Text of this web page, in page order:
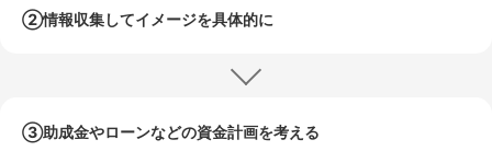
②情報収集してイメージを具体的に
③助成金やローンなどの資金計画を考える